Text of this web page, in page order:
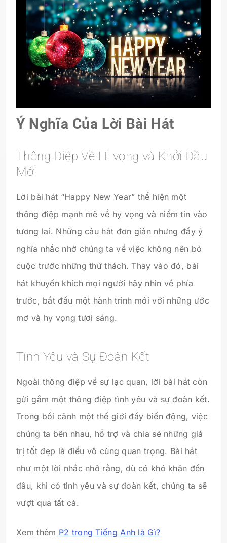
Ý Nghĩa Của Lời Bài Hát
Thông Điệp Về Hi vọng và Khởi Đầu
Mới
Lời bài hát “Happy New Year” thể hiện một
thông điệp mạnh mẽ về hy vọng và niềm tin vào
tương lai. Những câu hát đơn giản nhưng đầy ý
nghĩa nhắc nhở chúng ta về việc không nên bỏ
cuộc trước những thử thách. Thay vào đó, bài
hát khuyến khích mọi người hãy nhìn về phía
trước, bắt đầu một hành trình mới với những ước
mơ và hy vọng tươi sáng.
Tình Yêu và Sự Đoàn Kết
Ngoài thông điệp về sự lạc quan, lời bài hát còn
gửi gắm một thông điệp tình yêu và sự đoàn kết.
Trong bối cảnh một thế giới đầy biến động, việc
chúng ta bên nhau, hỗ trợ và chia sẻ những giá
trị tốt đẹp là điều vô cùng quan trọng. Bài hát
như một lời nhắc nhở rằng, dù có khó khăn đến
đâu, khi có tình yêu và sự đoàn kết, chúng ta sẽ
vượt qua tất cả.
Xem thêm P2 trong Tiếng Anh là Gì?